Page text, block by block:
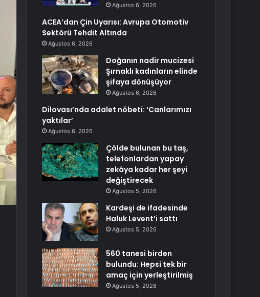
Ağustos 6, 2026
ACEA’dan Çin Uyarısı: Avrupa Otomotiv
Sektörü Tehdit Altında
Ağustos 6, 2026
Doğanın nadir mucizesi
Şırnaklı kadınların elinde
şifaya dönüşüyor
Ağustos 6, 2026
Dilovası’nda adalet nöbeti: ‘Canlarımızı
yaktılar’
Ağustos 6, 2026
Çölde bulunan bu taş,
telefonlardan yapay
zekâya kadar her şeyi
değiştirecek
Ağustos 5, 2026
Kardeşi de ifadesinde
Haluk Levent’i sattı
Ağustos 5, 2026
560 tanesi birden
bulundu: Hepsi tek bir
amaç için yerleştirilmiş
Ağustos 5, 2026